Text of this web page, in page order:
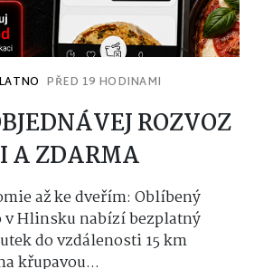
PŘED 19 HODINAMI
ROZVOZ
A ZDARMA
až ke dveřím: Oblíbený
v Hlinsku nabízí bezplatný
do vzdálenosti 15 km
křupavou...